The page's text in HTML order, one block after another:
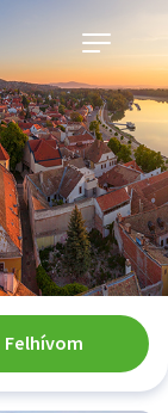
Navigáció
kinyitása
Felhívom